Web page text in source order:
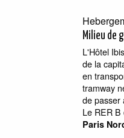
Milieu de
L'Hôtel
de la
en
tramway
de passer
Le RER
Paris